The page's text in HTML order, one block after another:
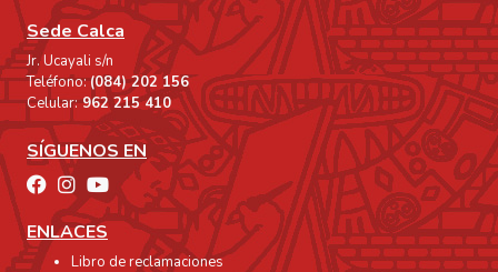
Sede Calca
Jr. Ucayali s/n
Teléfono:(084) 202 156
Celular:962 215 410
SÍGUENOS EN
ENLACES
Libro de reclamaciones